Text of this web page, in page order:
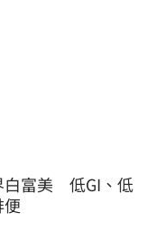
富美　低GI、低